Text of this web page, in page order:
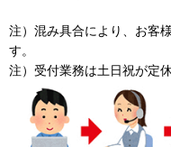
注）混み具合により、お客
す。
注）受付業務は土日祝が定